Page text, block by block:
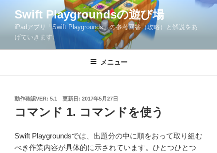
ツ
Swift Playgroundsの遊び場
iPadアプリ「Swift Playgrounds」の参考回答（攻略）と解説をあ
げていきます。
メニュー
動作確認VER: 5.1 更新日: 投
日:
2017年5月27日
コマンド 1. コマンドを使う
Swift Playgroundsでは、出題分の中に順をおって取り組む
べき作業内容が具体的に示されています。ひとつひとつ